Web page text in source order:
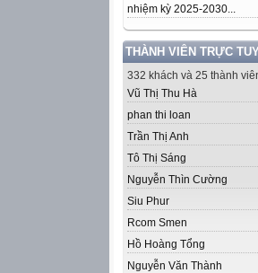
nhiệm kỳ 2025-2030...
THÀNH VIÊN TRỰC
332 khách và 25 thành
Vũ Thị Thu Hà
phan thi loan
Trần Thị Anh
Tô Thị Sáng
Nguyễn Thìn Cường
Siu Phur
Rcom Smen
Hồ Hoàng Tổng
Nguyễn Văn Thành